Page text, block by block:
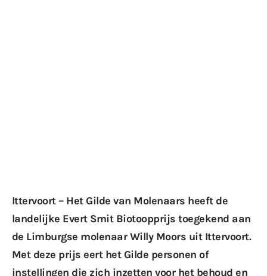
Ittervoort – Het Gilde van Molenaars heeft de
landelijke Evert Smit Biotoopprijs toegekend aan
de Limburgse molenaar Willy Moors uit Ittervoort.
Met deze prijs eert het Gilde personen of
instellingen die zich inzetten voor het behoud en